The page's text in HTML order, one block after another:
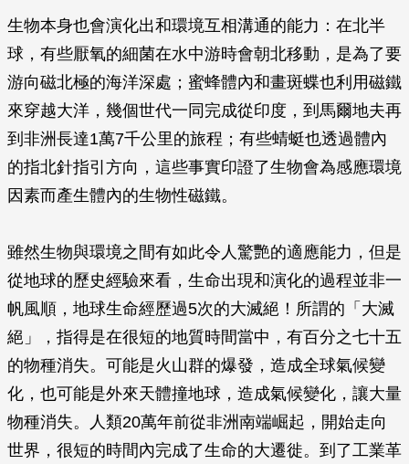
生物本身也會演化出和環境互相溝通的能力：在北半
球，有些厭氧的細菌在水中游時會朝北移動，是為了要
游向磁北極的海洋深處；蜜蜂體內和畫斑蝶也利用磁鐵
來穿越大洋，幾個世代一同完成從印度，到馬爾地夫再
到非洲長達1萬7千公里的旅程；有些蜻蜓也透過體內
的指北針指引方向，這些事實印證了生物會為感應環境
因素而產生體內的生物性磁鐵。
雖然生物與環境之間有如此令人驚艷的適應能力，但是
從地球的歷史經驗來看，生命出現和演化的過程並非一
帆風順，地球生命經歷過5次的大滅絕！所謂的「大滅
絕」，指得是在很短的地質時間當中，有百分之七十五
的物種消失。可能是火山群的爆發，造成全球氣候變
化，也可能是外來天體撞地球，造成氣候變化，讓大量
物種消失。人類20萬年前從非洲南端崛起，開始走向
世界，很短的時間內完成了生命的大遷徙。到了工業革